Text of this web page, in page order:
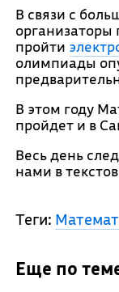
В связи c
организаторы
пройти
олимпиады
В этом году
пройдет и в
Весь день
нами в
Теги:
Еще по